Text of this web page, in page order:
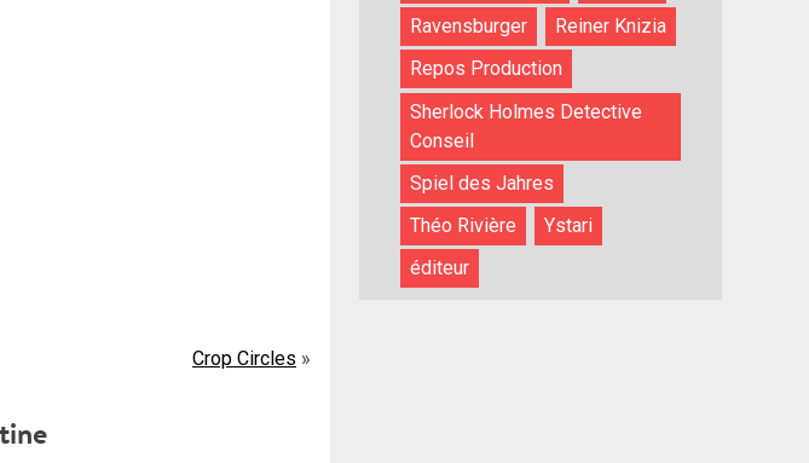
Crop Circles
Ravensburger
Reiner Knizia
Repos Production
Sherlock Holmes Detective
Conseil
Spiel des Jahres
Théo Rivière
Ystari
éditeur